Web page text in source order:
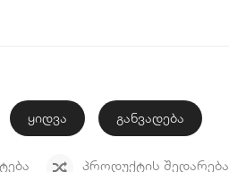
ყიდვა განვადება
ᲞᲠᲝᲓᲣᲥᲢᲘᲡ ᲨᲔᲓᲐᲠᲔᲑᲐ